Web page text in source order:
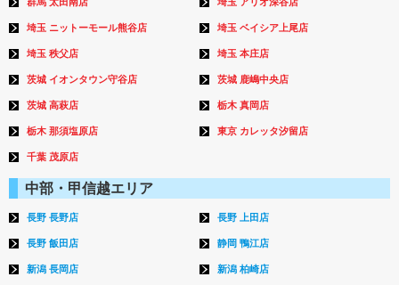
埼玉 ニットーモール熊谷店 埼玉 ベイシア上尾店
埼玉 秩父店 埼玉 本庄店
茨城 イオンタウン守谷店 茨城 鹿嶋中央店
茨城 高萩店 栃木 真岡店
栃木 那須塩原店 東京 カレッタ汐留店
千葉 茂原店
中部・甲信越エリア
長野 長野店 長野 上田店
長野 飯田店 静岡 鴨江店
新潟 長岡店 新潟 柏崎店